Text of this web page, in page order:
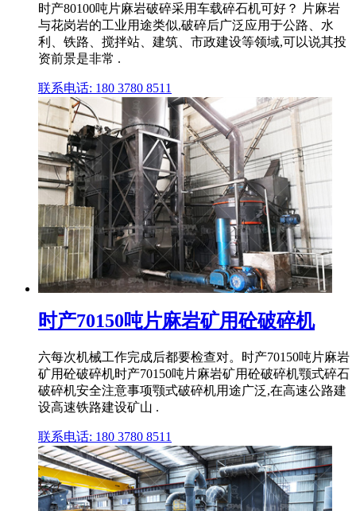
时产80100吨片麻岩破碎采用车载碎石机可好？ 片麻岩
与花岗岩的工业用途类似,破碎后广泛应用于公路、水
利、铁路、搅拌站、建筑、市政建设等领域,可以说其投
资前景是非常 .
联系电话: 180 3780 8511
时产70150吨片麻岩矿用砼破碎机
六每次机械工作完成后都要检查对。时产70150吨片麻岩
矿用砼破碎机时产70150吨片麻岩矿用砼破碎机颚式碎石
破碎机安全注意事项颚式破碎机用途广泛,在高速公路建
设高速铁路建设矿山 .
联系电话: 180 3780 8511